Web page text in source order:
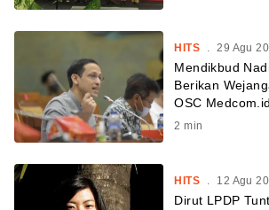
HITS . 29 Agu
Mendikbud
Berikan
OSC
2 min
HITS . 12 Agu
Dirut LPDP